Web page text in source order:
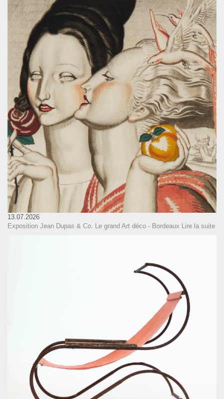
13.07.2026
Exposition Jean Dupas & Co. Le grand Art déco - Bordeaux Lire la suite